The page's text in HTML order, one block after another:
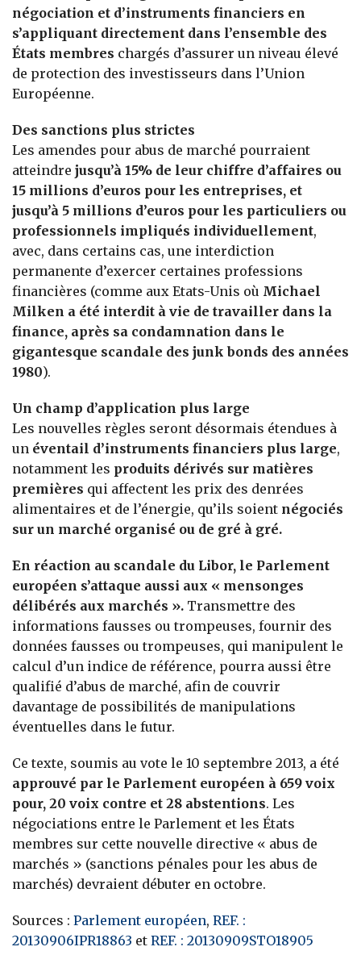
négociation et d’instruments financiers en
s’appliquant directement dans l’ensemble des
États membres chargés d’assurer un niveau élevé
de protection des investisseurs dans l’Union
Européenne.
Des sanctions plus strictes
Les amendes pour abus de marché pourraient
atteindre jusqu’à 15% de leur chiffre d’affaires ou
15 millions d’euros pour les entreprises, et
jusqu’à 5 millions d’euros pour les particuliers ou
professionnels impliqués individuellement,
avec, dans certains cas, une interdiction
permanente d’exercer certaines professions
financières (comme aux Etats-Unis où Michael
Milken a été interdit à vie de travailler dans la
finance, après sa condamnation dans le
gigantesque scandale des junk bonds des années
1980).
Un champ d’application plus large
Les nouvelles règles seront désormais étendues à
un éventail d’instruments financiers plus large,
notamment les produits dérivés sur matières
premières qui affectent les prix des denrées
alimentaires et de l’énergie, qu’ils soient négociés
sur un marché organisé ou de gré à gré.
En réaction au scandale du Libor, le Parlement
européen s’attaque aussi aux « mensonges
délibérés aux marchés ». Transmettre des
informations fausses ou trompeuses, fournir des
données fausses ou trompeuses, qui manipulent le
calcul d’un indice de référence, pourra aussi être
qualifié d’abus de marché, afin de couvrir
davantage de possibilités de manipulations
éventuelles dans le futur.
Ce texte, soumis au vote le 10 septembre 2013, a été
approuvé par le Parlement européen à 659 voix
pour, 20 voix contre et 28 abstentions. Les
négociations entre le Parlement et les États
membres sur cette nouvelle directive « abus de
marchés » (sanctions pénales pour les abus de
marchés) devraient débuter en octobre.
Sources : Parlement européen, REF. :
20130906IPR18863 et REF. : 20130909STO18905